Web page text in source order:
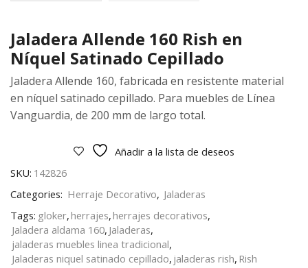
Jaladera Allende 160 Rish en
Níquel Satinado Cepillado
Jaladera Allende 160, fabricada en resistente material
en níquel satinado cepillado. Para muebles de Línea
Vanguardia, de 200 mm de largo total.
Añadir a la lista de deseos
SKU: 142826
Categories: Herraje Decorativo, Jaladeras
Tags: gloker,herrajes,herrajes decorativos,
Jaladera aldama 160, Jaladeras,
jaladeras muebles linea tradicional,
Jaladeras niquel satinado cepillado, jaladeras rish, Rish